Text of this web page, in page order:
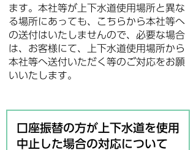
ます。本社等が上下水道使用場所と異な
る場所にあっても、こちらから本社等へ
の送付はいたしませんので、必要な場合
は、お客様にて、上下水道使用場所から
本社等へ送付いただく等のご対応をお願
いいたします。
口座振替の方が上下水道を使用
中止した場合の対応について